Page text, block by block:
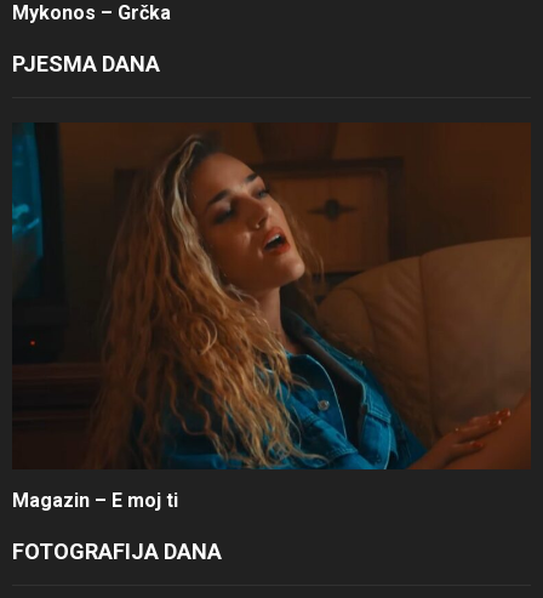
Mykonos – Grčka
PJESMA DANA
Magazin – E moj ti
FOTOGRAFIJA DANA